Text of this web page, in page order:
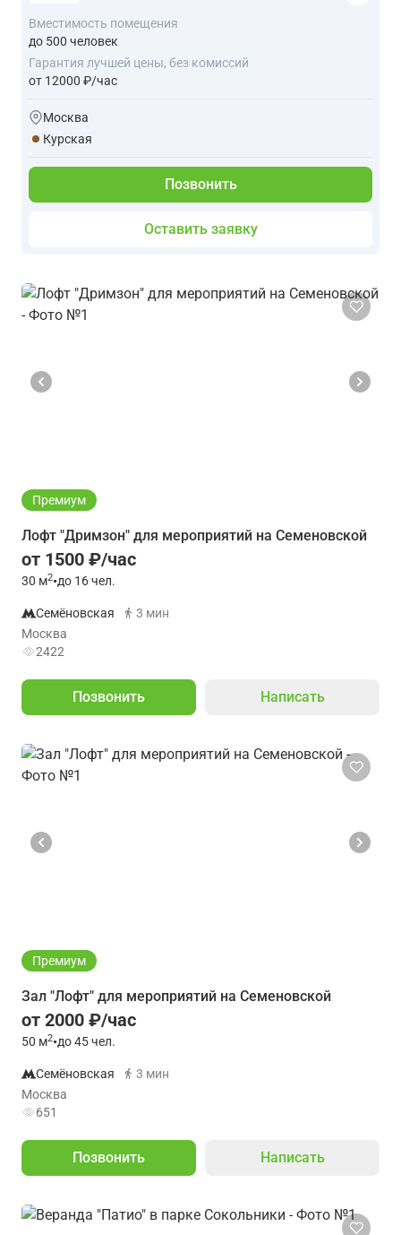
Вместимость помещения
до 500 человек
Гарантия лучшей цены, без комиссий
от 12000 ₽/час
Москва
Курская
Позвонить
Оставить заявку
Премиум
Лофт "Дримзон" для мероприятий на Семеновской
от 1500 ₽/час
30 м2•до 16 чел.
Семёновская
3 мин
Москва
2422
Позвонить Написать
Премиум
Зал "Лофт" для мероприятий на Семеновской
от 2000 ₽/час
50 м2•до 45 чел.
Семёновская
3 мин
Москва
651
Позвонить Написать